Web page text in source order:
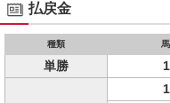
払戻金
種類
単勝